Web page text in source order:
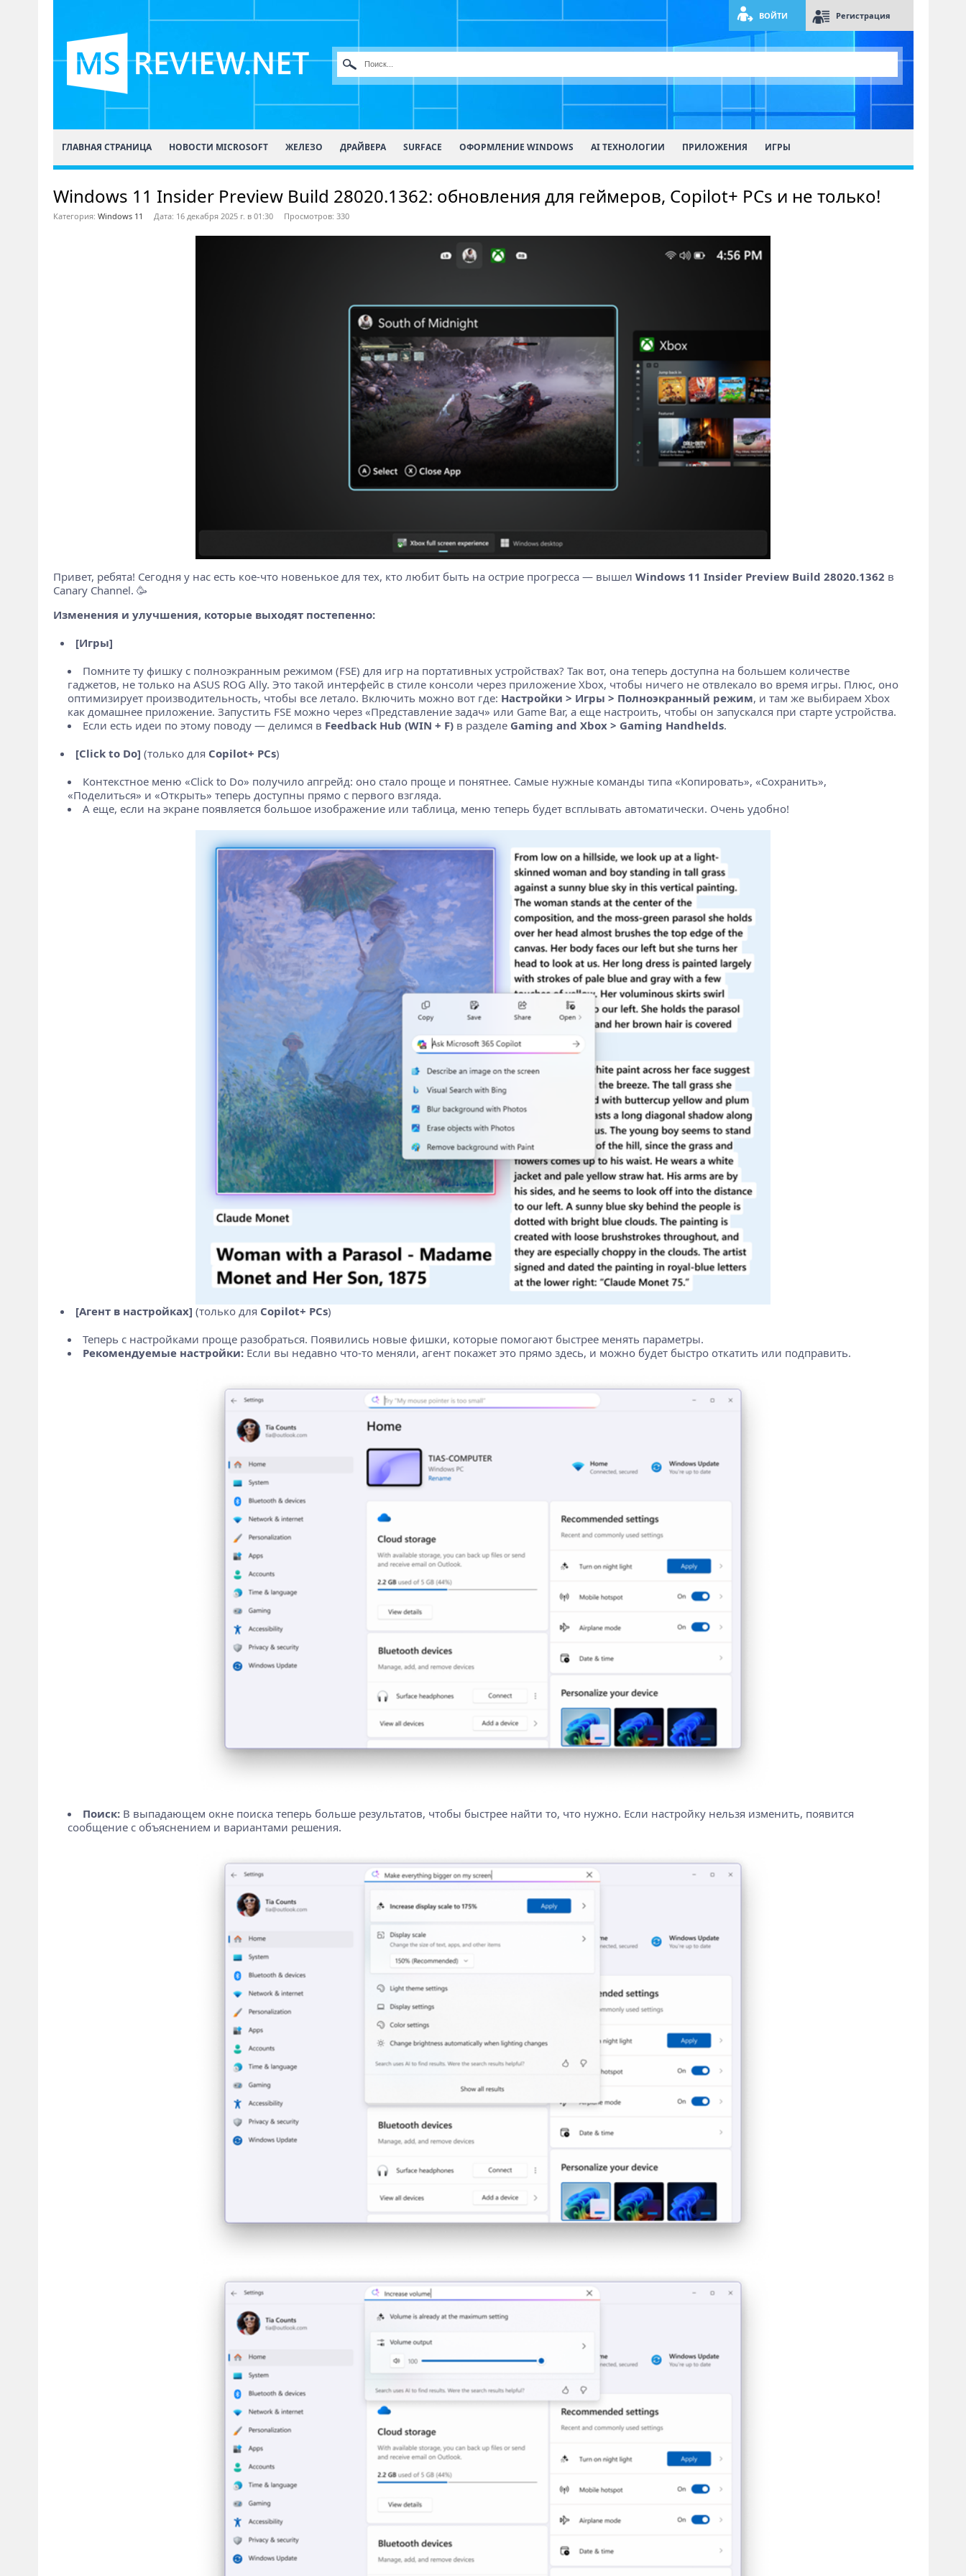
ВОЙТИ Регистрация
ГЛАВНАЯ СТРАНИЦА НОВОСТИ MICROSOFT ЖЕЛЕЗО ДРАЙВЕРА SURFACE ОФОРМЛЕНИЕ WINDOWS AI ТЕХНОЛОГИИ ПРИЛОЖЕНИЯ ИГРЫ
Windows 11 Insider Preview Build 28020.1362: обновления для геймеров, Copilot+ PCs и не только!
Категория: Windows 11 Дата: 16 декабря 2025 г. в 01:30 Просмотров: 330
Привет, ребята! Сегодня у нас есть кое-что новенькое для тех, кто любит быть на острие прогресса — вышел Windows 11 Insider Preview Build 28020.1362 в
Canary Channel. 🥳
Изменения и улучшения, которые выходят постепенно:
[Игры]
Помните ту фишку с полноэкранным режимом (FSE) для игр на портативных устройствах? Так вот, она теперь доступна на большем количестве
гаджетов, не только на ASUS ROG Ally. Это такой интерфейс в стиле консоли через приложение Xbox, чтобы ничего не отвлекало во время игры. Плюс, оно
оптимизирует производительность, чтобы все летало. Включить можно вот где: Настройки > Игры > Полноэкранный режим, и там же выбираем Xbox
как домашнее приложение. Запустить FSE можно через «Представление задач» или Game Bar, а еще настроить, чтобы он запускался при старте устройства.
Если есть идеи по этому поводу — делимся в Feedback Hub (WIN + F)в разделе Gaming and Xbox > Gaming Handhelds.
[Click to Do] (только для Copilot+ PCs)
Контекстное меню «Click to Do» получило апгрейд: оно стало проще и понятнее. Самые нужные команды типа «Копировать», «Сохранить»,
«Поделиться» и «Открыть» теперь доступны прямо с первого взгляда.
А еще, если на экране появляется большое изображение или таблица, меню теперь будет всплывать автоматически. Очень удобно!
[Агент в настройках] (только для Copilot+ PCs)
Теперь с настройками проще разобраться. Появились новые фишки, которые помогают быстрее менять параметры.
Рекомендуемые настройки:Если вы недавно что-то меняли, агент покажет это прямо здесь, и можно будет быстро откатить или подправить.
Поиск:В выпадающем окне поиска теперь больше результатов, чтобы быстрее найти то, что нужно. Если настройку нельзя изменить, появится
сообщение с объяснением и вариантами решения.